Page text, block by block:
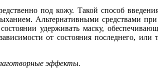
под кожу. Такой способ
Альтернативными средствами
удерживать маску,
от состояния последнего,
эффекты.